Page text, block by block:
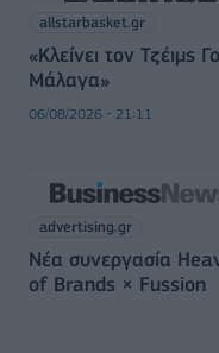
allstarbasket.gr
«Κλείνει τον Τζέιμς
Μάλαγα»
06/08/2026 - 21:11
advertising.gr
Νέα συνεργασία
of Brands × Fussion